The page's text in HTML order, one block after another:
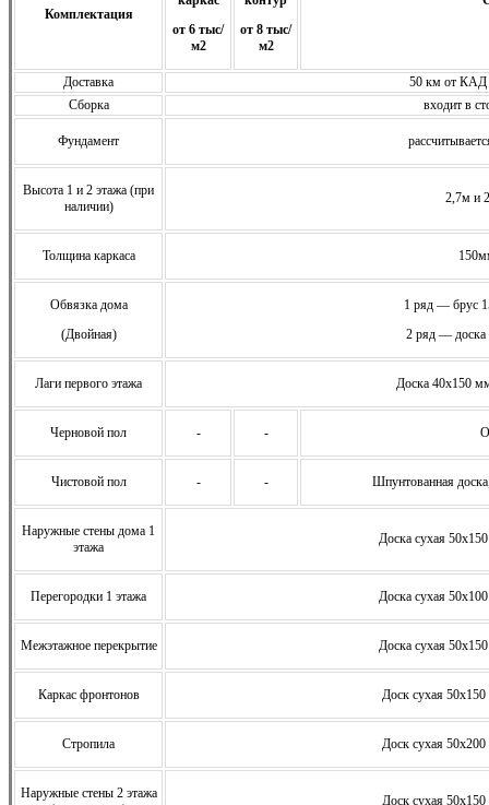
Комплектация
от 6 тыс/
м2
от 8 тыс/
м2
Доставка
50 км от КАД
Сборка
входит в
Фундамент
Высота 1 и 2 этажа (при
наличии)
2,7м и
Толщина каркаса
Обвязка дома
(Двойная)
1 ряд — брус
2 ряд —
Лаги первого этажа Доска 40х150
Черновой пол - -
Чистовой пол - - Шпунтованная
Наружные стены дома 1
этажа
Доска сухая
Перегородки 1 этажа Доска сухая
Межэтажное перекрытие Доска сухая
Каркас фронтонов Доск сухая
Стропила Доск сухая
Наружные стены 2 этажа
Доск сухая